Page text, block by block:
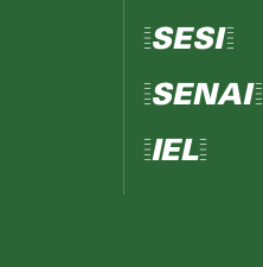
=SESI=
=SENAI=
=IEL=